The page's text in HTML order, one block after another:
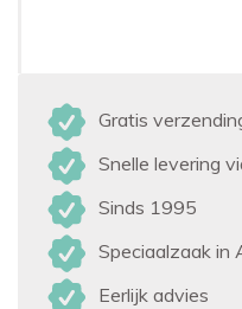
Gratis
Snelle levering
Sinds 1995
Speciaalzaak in
Eerlijk advies